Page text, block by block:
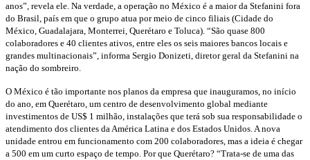
anos”, revela ele. Na verdade, a operação no México é a maior da Stefanini fora
do Brasil, país em que o grupo atua por meio de cinco filiais (Cidade do
México, Guadalajara, Monterrei, Querétaro e Toluca). “São quase 800
colaboradores e 40 clientes ativos, entre eles os seis maiores bancos locais e
grandes multinacionais”, informa Sergio Donizeti, diretor geral da Stefanini na
nação do sombreiro.
O México é tão importante nos planos da empresa que inauguramos, no início
do ano, em Querétaro, um centro de desenvolvimento global mediante
investimentos de US$ 1 milhão, instalações que terá sob sua responsabilidade o
atendimento dos clientes da América Latina e dos Estados Unidos. A nova
unidade entrou em funcionamento com 200 colaboradores, mas a ideia é chegar
a 500 em um curto espaço de tempo. Por que Querétaro? “Trata-se de uma das